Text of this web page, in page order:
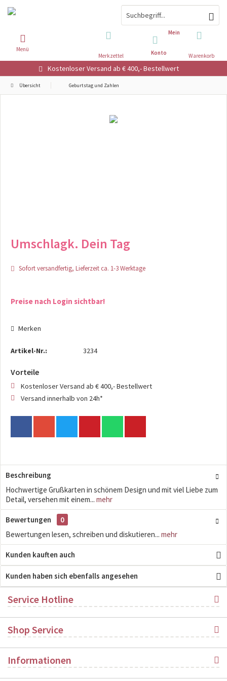
Kostenloser Versand ab € 400,- Bestellwert
Warenkorb
Merkzettel
Mein
Konto
Menü
Übersicht Geburtstag und Zahlen
Umschlagk. Dein Tag
Sofort versandfertig, Lieferzeit ca. 1-3 Werktage
Preise nach Login sichtbar!
Merken
Artikel-Nr.: 3234
Vorteile
Kostenloser Versand ab € 400,- Bestellwert
Versand innerhalb von 24h*
Beschreibung
Hochwertige Grußkarten in schönem Design und mit viel Liebe zum
Detail, versehen mit einem... mehr
Bewertungen
0
Bewertungen lesen, schreiben und diskutieren... mehr
Kunden kauften auch
Kunden haben sich ebenfalls angesehen
Service Hotline
Shop Service
Informationen